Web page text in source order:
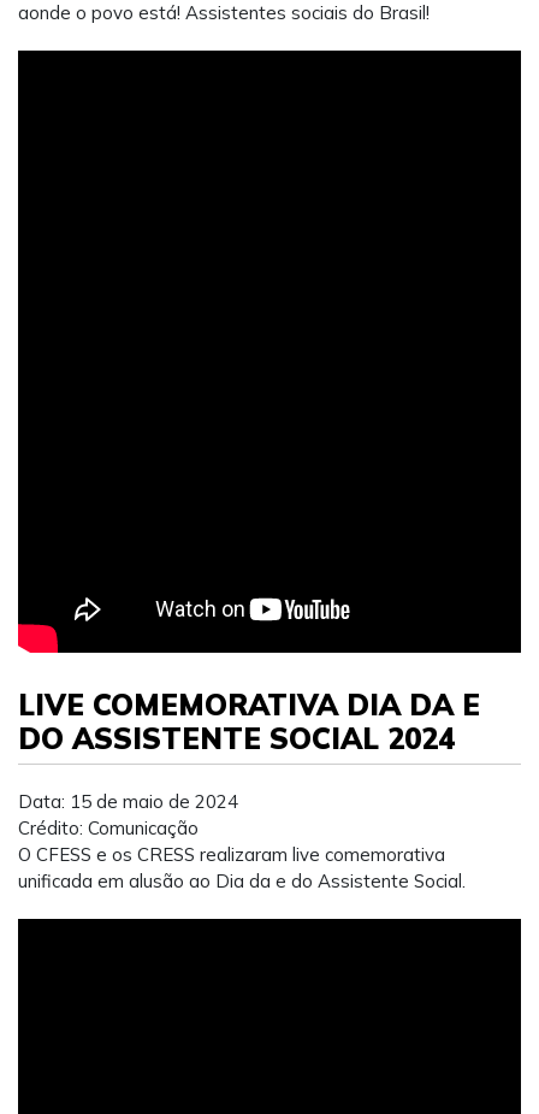
aonde o povo está! Assistentes sociais do Brasil!
LIVE COMEMORATIVA DIA DA E
DO ASSISTENTE SOCIAL 2024
Data: 15 de maio de 2024
Crédito: Comunicação
O CFESS e os CRESS realizaram live comemorativa
unificada em alusão ao Dia da e do Assistente Social.